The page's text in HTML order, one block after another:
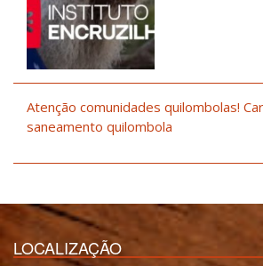
Atenção comunidades quilombolas!
saneamento quilombola
LOCALIZAÇÃO